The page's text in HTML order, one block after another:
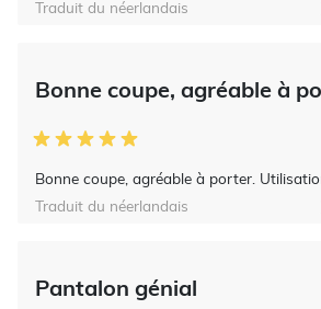
Traduit du néerlandais
Bonne coupe, agréable à
Bonne coupe, agréable à porter.
Traduit du néerlandais
Pantalon génial